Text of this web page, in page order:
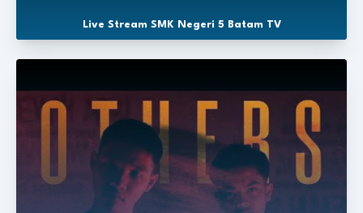
Live Stream SMK Negeri 5 Batam TV